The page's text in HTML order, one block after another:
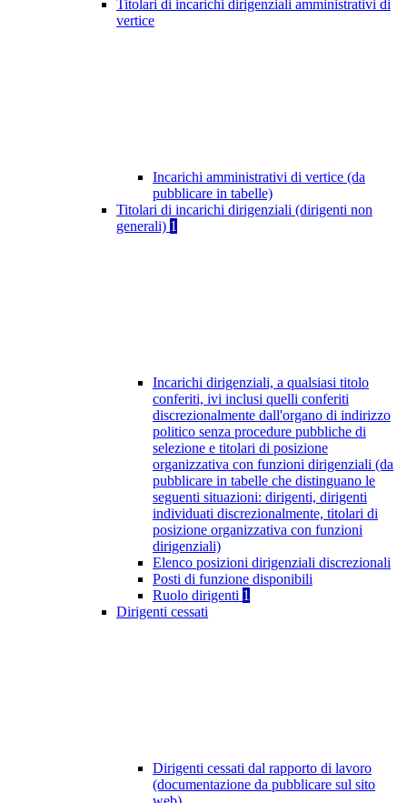
Titolari di incarichi dirigenziali amministrativi di
vertice
Incarichi amministrativi di vertice (da
pubblicare in tabelle)
Titolari di incarichi dirigenziali (dirigenti non
generali) 1
Incarichi dirigenziali, a qualsiasi titolo
conferiti, ivi inclusi quelli conferiti
discrezionalmente dall'organo di indirizzo
politico senza procedure pubbliche di
selezione e titolari di posizione
organizzativa con funzioni dirigenziali (da
pubblicare in tabelle che distinguano le
seguenti situazioni: dirigenti, dirigenti
individuati discrezionalmente, titolari di
posizione organizzativa con funzioni
dirigenziali)
Elenco posizioni dirigenziali discrezionali
Posti di funzione disponibili
Ruolo dirigenti 1
Dirigenti cessati
Dirigenti cessati dal rapporto di lavoro
(documentazione da pubblicare sul sito